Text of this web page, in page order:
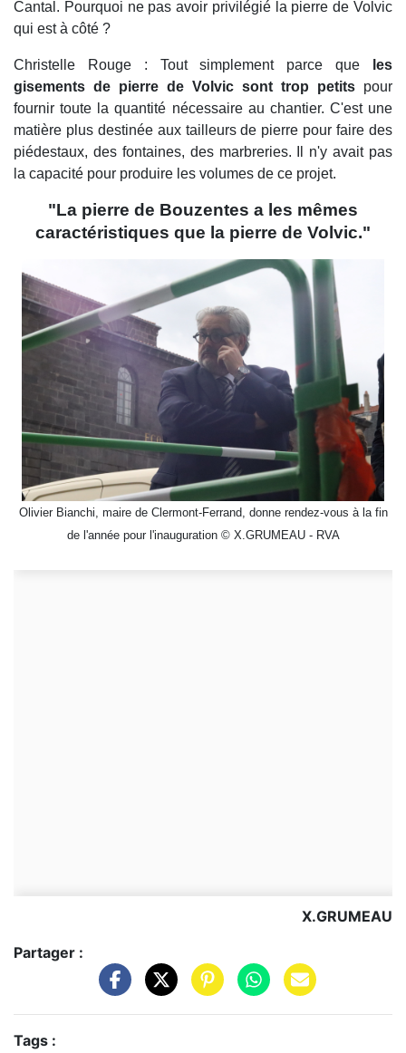
Cantal. Pourquoi ne pas avoir privilégié la pierre de Volvic
qui est à côté ?
Christelle Rouge : Tout simplement parce que
les
gisements de pierre de Volvic sont trop petits pour
fournir toute la quantité nécessaire au chantier. C'est une
matière plus destinée aux tailleurs de pierre pour faire des
piédestaux, des fontaines, des marbreries. Il n'y avait pas
la capacité pour produire les volumes de ce projet.
"La pierre de Bouzentes a les mêmes
caractéristiques que la pierre de Volvic."
Olivier Bianchi, maire de Clermont-Ferrand, donne rendez-vous à la fin
de l'année pour l'inauguration © X.GRUMEAU - RVA
X.GRUMEAU
Partager :
Tags :